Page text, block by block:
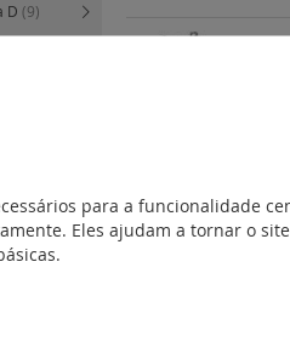
D (9)
rearme
para a funcionalidade
Eles ajudam a tornar o